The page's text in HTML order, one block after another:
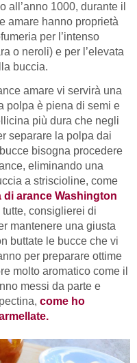
all’anno 1000, durante il
amare hanno proprietà
per l’intenso
o neroli) e per l’elevata
buccia.
amare vi servirà una
polpa è piena di semi e
più dura che negli
separare la polpa dai
bisogna procedere
eliminando una
a striscioline, come
di arance Washington
consiglierei di
mantenere una giusta
buttate le bucce che vi
per preparare ottime
molto aromatico come il
messi da parte e
come ho